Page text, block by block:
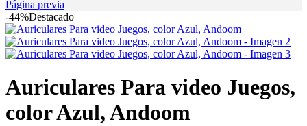
Página previa
-44%Destacado
Auriculares Para video Juegos,
color Azul, Andoom